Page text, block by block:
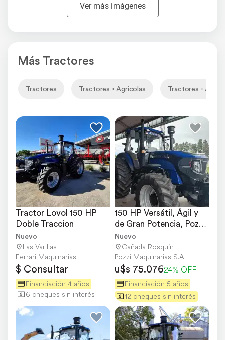
Ver más imágenes
Más Tractores
Tractores Tractores › Agricolas Tractores ›
Tractor Lovol 150 HP
Doble Traccion
Nuevo
Las Varillas
Ferrari Maquinarias
$ Consultar
Financiación 4 años
6 cheques sin interés
150 HP Versátil, Ágil y
de Gran Potencia, Pozzi
Maquinarias
Nuevo
Cañada Rosquín
Pozzi Maquinarias S.A.
u$s 75.07624% OFF
Financiación 5 años
12 cheques sin interés